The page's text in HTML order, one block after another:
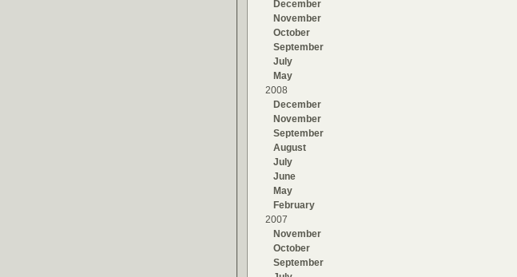
December
November
October
September
July
May
2008
December
November
September
August
July
June
May
February
2007
November
October
September